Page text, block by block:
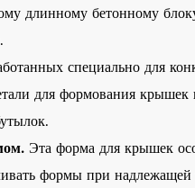
длинному бетонному
специально для
для формования
Эта форма для крышек
формы при